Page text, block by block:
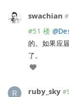
swachian
#51 楼 @
的。如果应
了。
ruby_sky